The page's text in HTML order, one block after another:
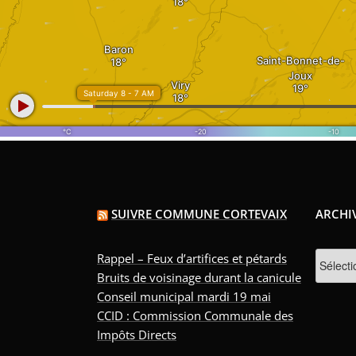
SUIVRE COMMUNE CORTEVAIX
Rappel – Feux d’artifices et pétards
Bruits de voisinage durant la canicule
Conseil municipal mardi 19 mai
CCID : Commission Communale des
Impôts Directs